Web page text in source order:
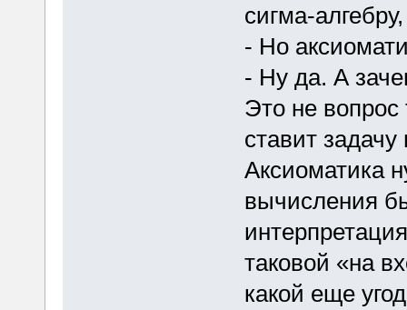
сигма-
- Но
- Ну да. А
Это не вопрос
ставит
Аксиоматика
вычисления
таковой «на
какой еще